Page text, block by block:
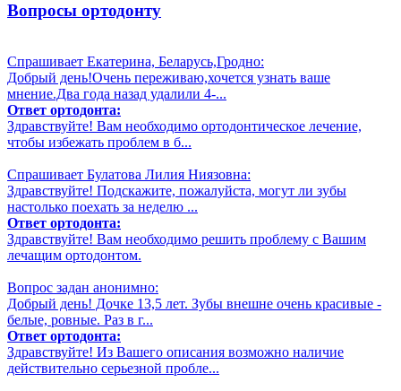
Вопросы ортодонту
Спрашивает Екатерина, Беларусь,Гродно:
Добрый день!Очень переживаю,хочется узнать ваше
мнение.Два года назад удалили 4-...
Ответ ортодонта:
Здравствуйте! Вам необходимо ортодонтическое лечение,
чтобы избежать проблем в б...
Спрашивает Булатова Лилия Ниязовна:
Здравствуйте! Подскажите, пожалуйста, могут ли зубы
настолько поехать за неделю ...
Ответ ортодонта:
Здравствуйте! Вам необходимо решить проблему с Вашим
лечащим ортодонтом.
Вопрос задан анонимно:
Добрый день! Дочке 13,5 лет. Зубы внешне очень красивые -
белые, ровные. Раз в г...
Ответ ортодонта:
Здравствуйте! Из Вашего описания возможно наличие
действительно серьезной пробле...